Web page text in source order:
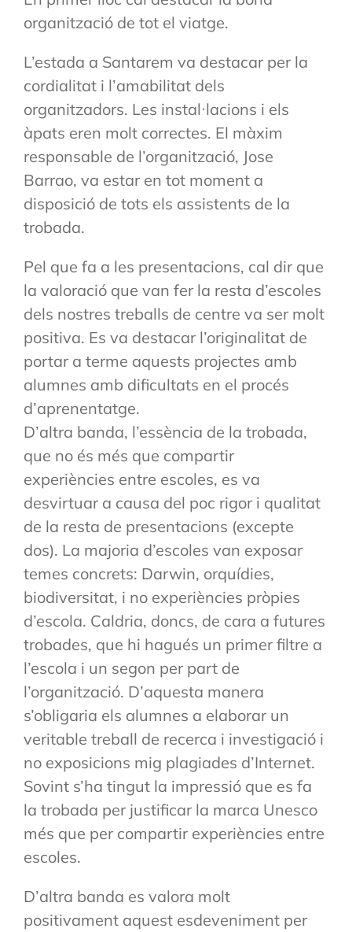
organització de tot el viatge.
L’estada a Santarem va destacar per la
cordialitat i l’amabilitat dels
organitzadors. Les instal·lacions i els
àpats eren molt correctes. El màxim
responsable de l’organització, Jose
Barrao, va estar en tot moment a
disposició de tots els assistents de la
trobada.
Pel que fa a les presentacions, cal dir que
la valoració que van fer la resta d’escoles
dels nostres treballs de centre va ser molt
positiva. Es va destacar l’originalitat de
portar a terme aquests projectes amb
alumnes amb dificultats en el procés
d’aprenentatge.
D’altra banda, l’essència de la trobada,
que no és més que compartir
experiències entre escoles, es va
desvirtuar a causa del poc rigor i qualitat
de la resta de presentacions (excepte
dos). La majoria d’escoles van exposar
temes concrets: Darwin, orquídies,
biodiversitat, i no experiències pròpies
d’escola. Caldria, doncs, de cara a futures
trobades, que hi hagués un primer filtre a
l’escola i un segon per part de
l’organització. D’aquesta manera
s’obligaria els alumnes a elaborar un
veritable treball de recerca i investigació i
no exposicions mig plagiades d’Internet.
Sovint s’ha tingut la impressió que es fa
la trobada per justificar la marca Unesco
més que per compartir experiències entre
escoles.
D’altra banda es valora molt
positivament aquest esdeveniment per